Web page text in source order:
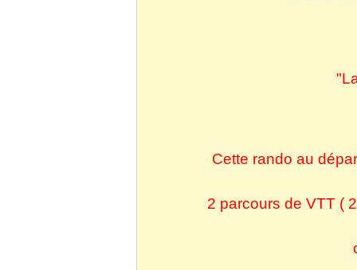
Cette rando au
2 parcours de VTT (